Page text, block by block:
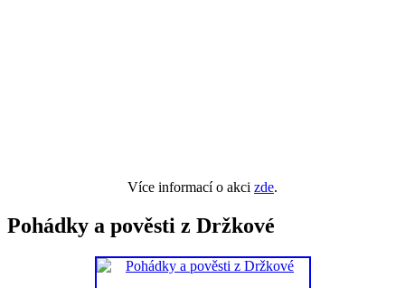
Více informací o akci zde.
Pohádky a pověsti z Držkové